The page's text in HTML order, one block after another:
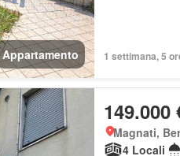
Appartamento 1 settimana, 5
149.000
Magnati,
4 Locali